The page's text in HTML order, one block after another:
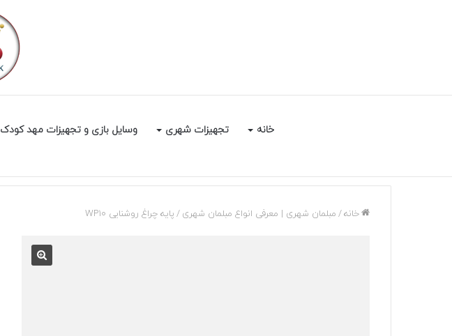
خانه تجهیزات شهری وسایل بازی و تجهیزات مهد کودک
خانه/ مبلمان شهری | معرفی انواع مبلمان شهری / پایه چراغ روشنایی WP10